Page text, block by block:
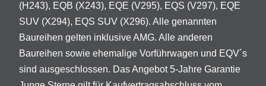
(H243), EQB (X243), EQE (V295), EQS (V297), EQE
SUV (X294), EQS SUV (X296). Alle genannten
Baureihen gelten inklusive AMG. Alle anderen
Baureihen sowie ehemalige Vorführwagen und EQV´s
sind ausgeschlossen. Das Angebot 5-Jahre Garantie